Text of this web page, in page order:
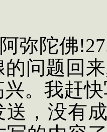
阿弥陀佛
的问题回来
。我赶
送，没有